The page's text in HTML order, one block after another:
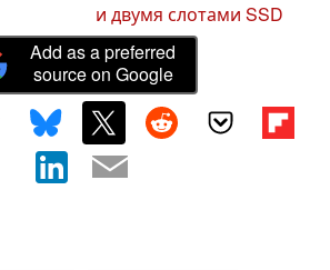
и двумя слотами SSD
Add as a preferred
source on Google